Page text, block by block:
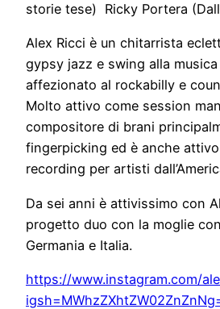
storie tese) Ricky Portera
Alex Ricci è un chitarrista
gypsy jazz e swing alla
affezionato al rockabilly e
Molto attivo come session
compositore di brani
fingerpicking ed è anche
recording per artisti
Da sei anni è attivissimo con
progetto duo con la moglie
Germania e Italia.
https://www.instagram.com/